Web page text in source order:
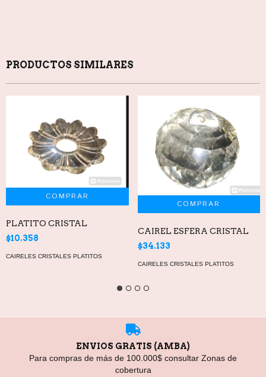
PRODUCTOS SIMILARES
PLATITO CRISTAL
$10.358
CAIRELES CRISTALES PLATITOS
CAIREL ESFERA CRISTAL
$34.133
CAIRELES CRISTALES PLATITOS
ENVIOS GRATIS (AMBA)
Para compras de más de 100.000$ consultar Zonas de
cobertura